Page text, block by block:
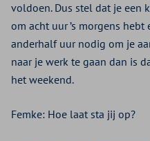
voldoen. Dus stel dat je een
om acht uur ’s morgens
anderhalf uur nodig om je
naar je werk te gaan dan is
het weekend.
Femke: Hoe laat sta jij op?